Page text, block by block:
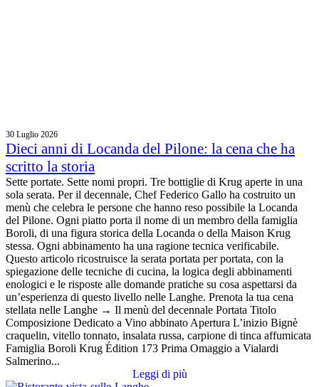
30 Luglio 2026
Dieci anni di Locanda del Pilone: la cena che ha
scritto la storia
Sette portate. Sette nomi propri. Tre bottiglie di Krug aperte in una
sola serata. Per il decennale, Chef Federico Gallo ha costruito un
menù che celebra le persone che hanno reso possibile la Locanda
del Pilone. Ogni piatto porta il nome di un membro della famiglia
Boroli, di una figura storica della Locanda o della Maison Krug
stessa. Ogni abbinamento ha una ragione tecnica verificabile.
Questo articolo ricostruisce la serata portata per portata, con la
spiegazione delle tecniche di cucina, la logica degli abbinamenti
enologici e le risposte alle domande pratiche su cosa aspettarsi da
un’esperienza di questo livello nelle Langhe. Prenota la tua cena
stellata nelle Langhe → Il menù del decennale Portata Titolo
Composizione Dedicato a Vino abbinato Apertura L’inizio Bignè
craquelin, vitello tonnato, insalata russa, carpione di tinca affumicata
Famiglia Boroli Krug Édition 173 Prima Omaggio a Vialardi
Salmerino...
Leggi di più